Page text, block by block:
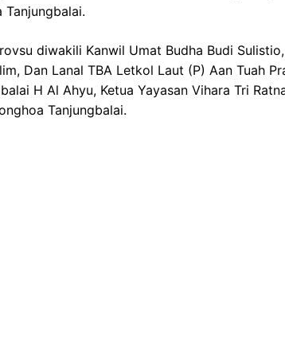
Tanjungbalai.
diwakili Kanwil Umat Budha Budi
Dan Lanal TBA Letkol Laut (P) Aan Tuah
H Al Ahyu, Ketua Yayasan Vihara Tri
Tanjungbalai.